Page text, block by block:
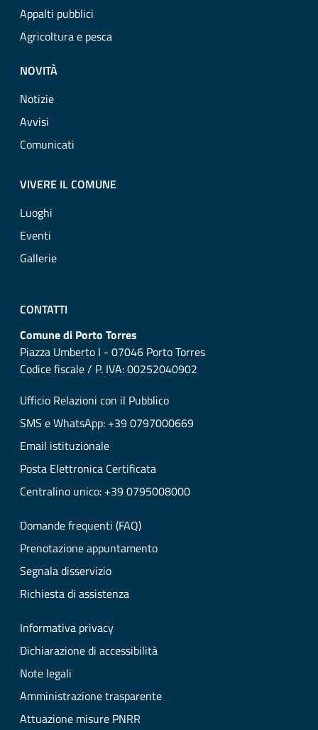
Appalti pubblici
Agricoltura e pesca
NOVITÀ
Notizie
Avvisi
Comunicati
VIVERE IL COMUNE
Luoghi
Eventi
Gallerie
CONTATTI
Comune di Porto Torres
Piazza Umberto I - 07046 Porto Torres
Codice fiscale / P. IVA: 00252040902
Ufficio Relazioni con il Pubblico
SMS e WhatsApp: +39 0797000669
Email istituzionale
Posta Elettronica Certificata
Centralino unico: +39 0795008000
Domande frequenti (FAQ)
Prenotazione appuntamento
Segnala disservizio
Richiesta di assistenza
Informativa privacy
Dichiarazione di accessibilità
Note legali
Amministrazione trasparente
Attuazione misure PNRR